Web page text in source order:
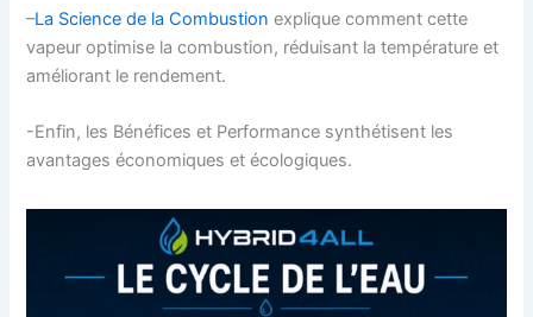
–La Science de la Combustion explique comment cette
vapeur optimise la combustion, réduisant la température et
améliorant le rendement.
-Enfin, les Bénéfices et Performance synthétisent les
avantages économiques et écologiques.